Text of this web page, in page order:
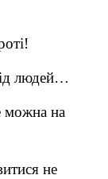
людей…
можна на
не